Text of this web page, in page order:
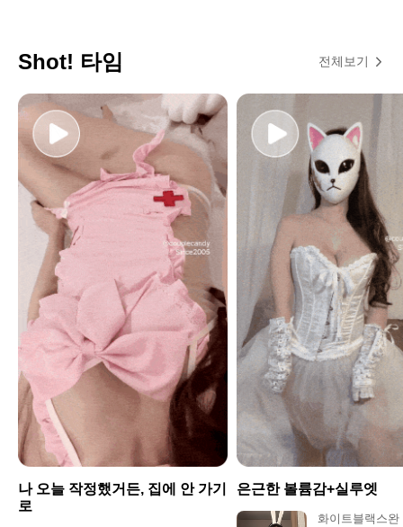
Shot! 타임 전체보기
나 오늘 작정했거든, 집에 안 가기
로
은근한 볼륨감+실루엣
화이트블랙스완